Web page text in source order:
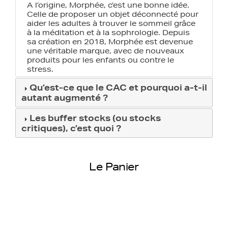
A l’origine, Morphée, c’est une bonne idée.
Celle de proposer un objet déconnecté pour
aider les adultes à trouver le sommeil grâce
à la méditation et à la sophrologie. Depuis
sa création en 2018, Morphée est devenue
une véritable marque, avec de nouveaux
produits pour les enfants ou contre le
stress.
Qu’est-ce que le CAC et pourquoi a-t-il
autant augmenté ?
Les buffer stocks (ou stocks
critiques), c’est quoi ?
Le Panier